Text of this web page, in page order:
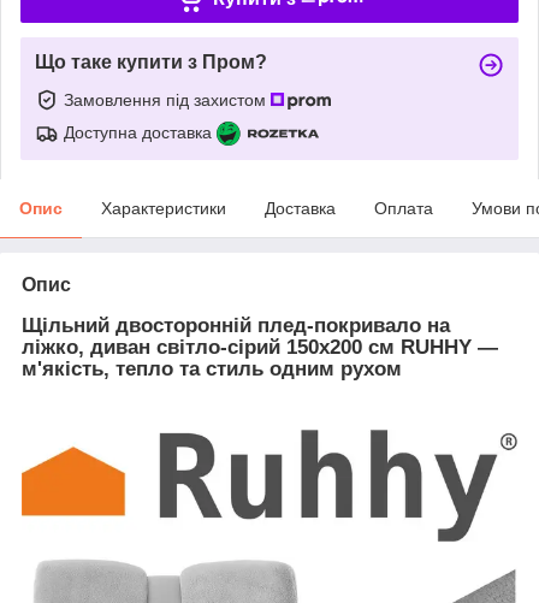
Що таке купити з Пром?
Замовлення під захистом
Доступна доставка
Опис Характеристики Доставка Оплата Умови
Опис
Щільний двосторонній плед-покривало на
ліжко, диван світло-сірий 150x200 см RUHHY —
м'якість, тепло та стиль одним рухом